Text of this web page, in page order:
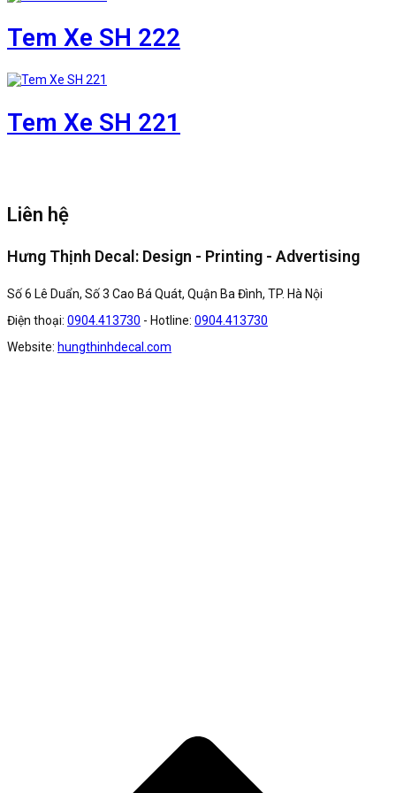
Tem Xe SH 222
Tem Xe SH 221
Liên hệ
Hưng Thịnh Decal: Design - Printing - Advertising
Số 6 Lê Duẩn, Số 3 Cao Bá Quát, Quận Ba Đình, TP. Hà Nội
Điện thoại: 0904.413730 - Hotline: 0904.413730
Website: hungthinhdecal.com